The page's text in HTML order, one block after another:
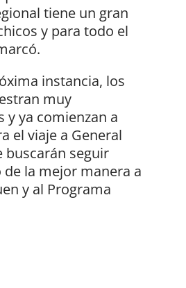
tiene un gran
y para todo el
instancia, los
muy
y ya comienzan a
el viaje a General
buscarán seguir
la mejor manera a
y al Programa